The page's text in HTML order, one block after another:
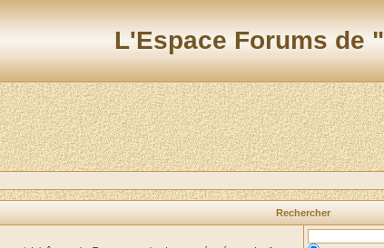
L'Espace Forums de
Rechercher